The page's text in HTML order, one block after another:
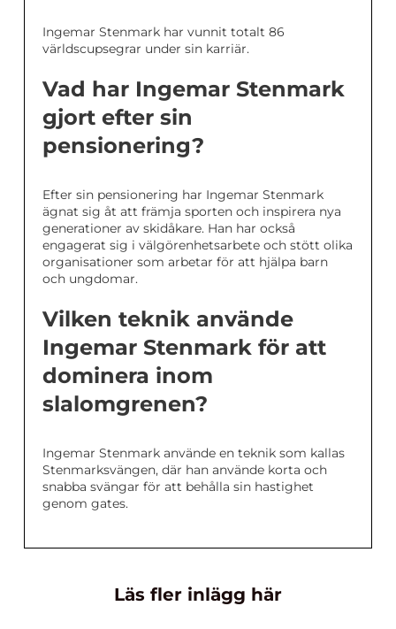
Ingemar Stenmark har vunnit totalt 86
världscupsegrar under sin karriär.
Vad har Ingemar Stenmark
gjort efter sin
pensionering?
Efter sin pensionering har Ingemar Stenmark
ägnat sig åt att främja sporten och inspirera nya
generationer av skidåkare. Han har också
engagerat sig i välgörenhetsarbete och stött olika
organisationer som arbetar för att hjälpa barn
och ungdomar.
Vilken teknik använde
Ingemar Stenmark för att
dominera inom
slalomgrenen?
Ingemar Stenmark använde en teknik som kallas
Stenmarksvängen, där han använde korta och
snabba svängar för att behålla sin hastighet
genom gates.
Läs fler inlägg här